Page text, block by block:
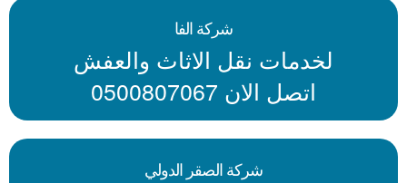
شركة الفا
لخدمات نقل الاثاث والعفش
اتصل الان 0500807067
شركة الصقر الدولي